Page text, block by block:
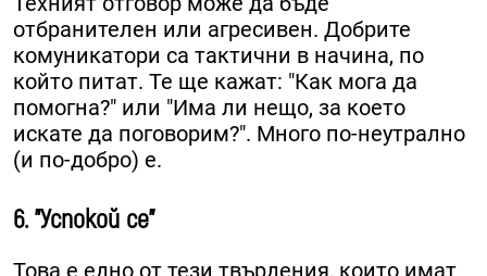
отбранителен или агресивен. Добрите
комуникатори са тактични в начина, по
който питат. Те ще кажат: "Как мога да
помогна?" или "Има ли нещо, за което
искате да поговорим?". Много по-неутрално
(и по-добро) е.
6. "Успокой се"
Това е едно от тези твърдения, които имат